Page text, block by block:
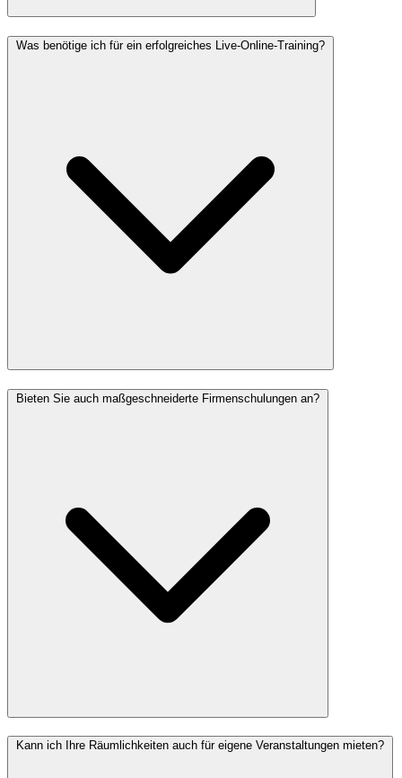
Was benötige ich für ein erfolgreiches Live-Online-Training?
Bieten Sie auch maßgeschneiderte Firmenschulungen an?
Kann ich Ihre Räumlichkeiten auch für eigene Veranstaltungen mieten?